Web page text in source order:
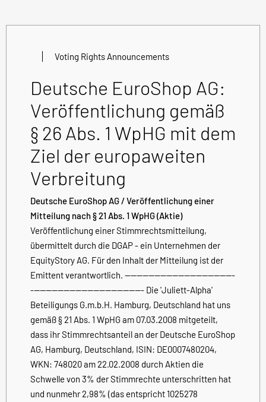
Voting Rights Announcements
Deutsche EuroShop AG:
Veröffentlichung gemäß
§ 26 Abs. 1 WpHG mit dem
Ziel der europaweiten
Verbreitung
Deutsche EuroShop AG / Veröffentlichung einer
Mitteilung nach § 21 Abs. 1 WpHG (Aktie)
Veröffentlichung einer Stimmrechtsmitteilung,
übermittelt durch die DGAP - ein Unternehmen der
EquityStory AG. Für den Inhalt der Mitteilung ist der
Emittent verantwortlich. -------------------------------------
-------------------------------------- Die 'Juliett-Alpha'
Beteiligungs G.m.b.H. Hamburg, Deutschland hat uns
gemäß § 21 Abs. 1 WpHG am 07.03.2008 mitgeteilt,
dass ihr Stimmrechtsanteil an der Deutsche EuroShop
AG, Hamburg, Deutschland, ISIN: DE0007480204,
WKN: 748020 am 22.02.2008 durch Aktien die
Schwelle von 3% der Stimmrechte unterschritten hat
und nunmehr 2,98% (das entspricht 1025278